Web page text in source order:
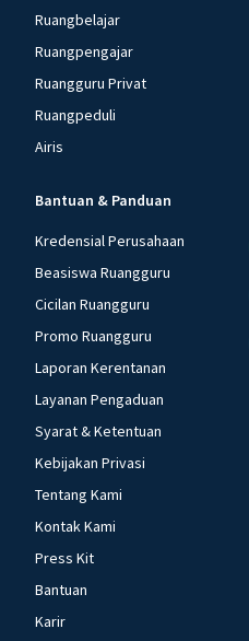
Ruangbelajar
Ruangpengajar
Ruangguru Privat
Ruangpeduli
Airis
Bantuan & Panduan
Kredensial Perusahaan
Beasiswa Ruangguru
Cicilan Ruangguru
Promo Ruangguru
Laporan Kerentanan
Layanan Pengaduan
Syarat & Ketentuan
Kebijakan Privasi
Tentang Kami
Kontak Kami
Press Kit
Bantuan
Karir